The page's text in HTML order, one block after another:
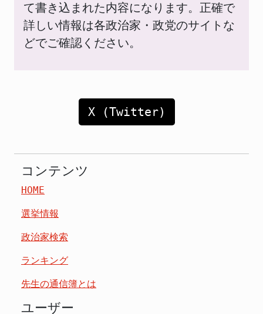
て書き込まれた内容になります。正確で
詳しい情報は各政治家・政党のサイトな
どでご確認ください。
X (Twitter)
コンテンツ
HOME
選挙情報
政治家検索
ランキング
先生の通信簿とは
ユーザー